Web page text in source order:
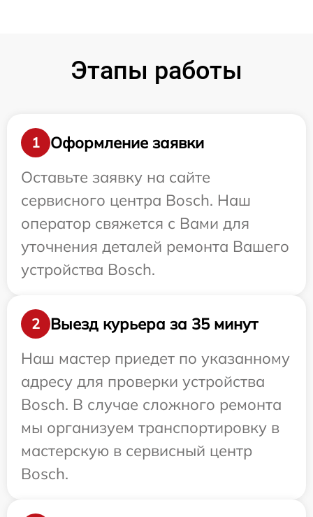
Этапы работы
1
Оформление заявки
Оставьте заявку на сайте
сервисного центра Bosch. Наш
оператор свяжется с Вами для
уточнения деталей ремонта Вашего
устройства Bosch.
2
Выезд курьера за 35 минут
Наш мастер приедет по указанному
адресу для проверки устройства
Bosch. В случае сложного ремонта
мы организуем транспортировку в
мастерскую в сервисный центр
Bosch.